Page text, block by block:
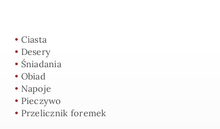
• Ciasta
• Desery
• Śniadania
• Obiad
• Napoje
• Pieczywo
• Przelicznik foremek